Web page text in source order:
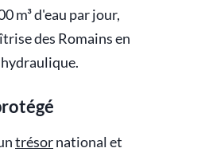
m³ d'eau par jour,
des Romains en
trésornational et